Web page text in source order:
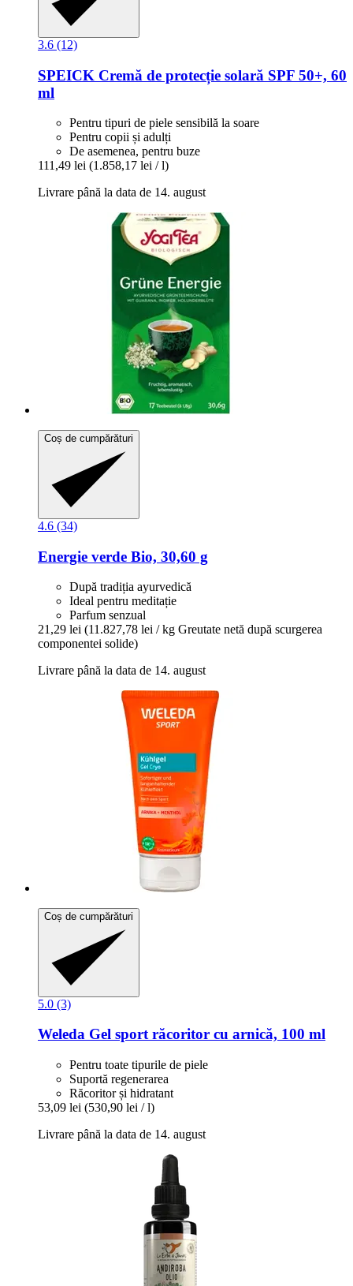
3.6 (12)
SPEICK Cremă de protecție solară SPF 50+, 60
ml
Pentru tipuri de piele sensibilă la soare
Pentru copii și adulți
De asemenea, pentru buze
111,49 lei (1.858,17 lei / l)
Livrare până la data de 14. august
Coș de cumpărături
4.6 (34)
Energie verde Bio, 30,60 g
După tradiția ayurvedică
Ideal pentru meditație
Parfum senzual
21,29 lei (11.827,78 lei / kg Greutate netă după scurgerea
componentei solide)
Livrare până la data de 14. august
Coș de cumpărături
5.0 (3)
Weleda Gel sport răcoritor cu arnică, 100 ml
Pentru toate tipurile de piele
Suportă regenerarea
Răcoritor și hidratant
53,09 lei (530,90 lei / l)
Livrare până la data de 14. august